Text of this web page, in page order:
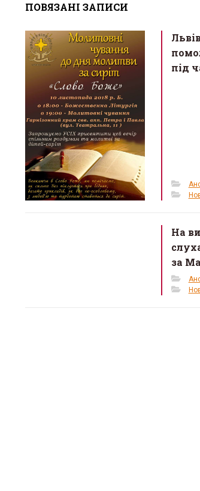
b
o
o
k
er
e
ПОВЯЗАНІ ЗАПИСИ
під
На
за